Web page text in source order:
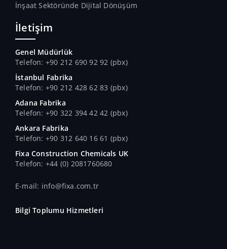
İnşaat Sektöründe Dijital Dönüşüm
İletişim
Genel Müdürlük
Telefon: +90 212 690 92 92 (pbx)
İstanbul Fabrika
Telefon: +90 212 428 62 83 (pbx)
Adana Fabrika
Telefon: +90 322 394 42 42 (pbx)
Ankara Fabrika
Telefon: +90 312 640 16 61 (pbx)
Fixa Construction Chemicals UK
Telefon: +44 (0) 2081760680
E-mail: info@fixa.com.tr
Bilgi Toplumu Hizmetleri